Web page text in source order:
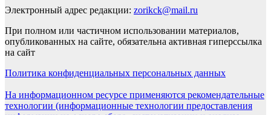
Электронный адрес редакции: zorikck@mail.ru
При полном или частичном использовании материалов,
опубликованных на сайте, обязательна активная гиперссылка
на сайт
Политика конфиденциальных персональных данных
На информационном ресурсе применяются рекомендательные
технологии (информационные технологии предоставления